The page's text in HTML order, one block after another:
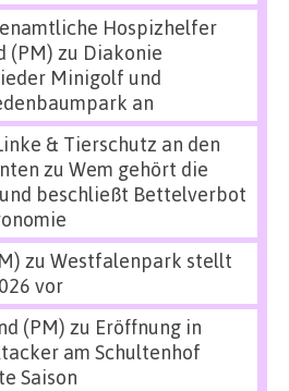
Hospizhelfer
(PM) zu Diakonie
Minigolf und
an
& Tierschutz an den
zu Wem gehört die
beschließt Bettelverbot
zu Westfalenpark stellt
vor
(PM) zu Eröffnung in
am Schultenhof
Saison